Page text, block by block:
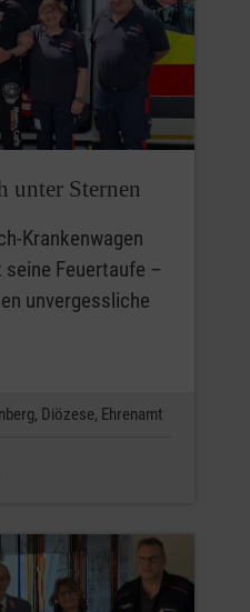
unter Sternen
Krankenwagen
Feuertaufe –
unvergessliche
Diözese, Ehrenamt